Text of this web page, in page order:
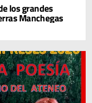
los grandes
Manchegas